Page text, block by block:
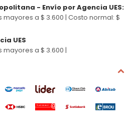
- Envío por Agencia UES:
a $ 3.600 | Costo normal: $
UES
a $ 3.600 |